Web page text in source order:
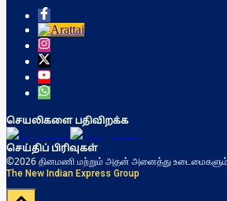
செயலிகளை பதிவிறக்க
செய்திப் பிரிவுகள்
©2026 தினமணி மற்றும் அதன் அனைத்து உடைமைகளும்
The New Indian Express Group